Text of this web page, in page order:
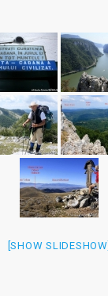
[SHOW SLIDESHOW]